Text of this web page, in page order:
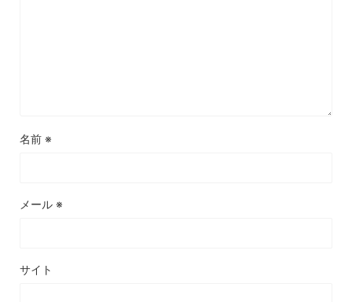
名前 ※
メール ※
サイト